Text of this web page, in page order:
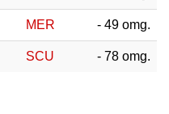
MER - 49 omg.
SCU - 78 omg.